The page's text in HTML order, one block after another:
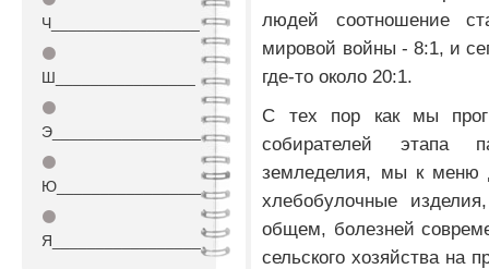
Ч_________________
⚫
Ш________________
⚫
Э_________________
⚫
Ю_________________
⚫
Я_________________
людей соотношение
мировой войны - 8:1, и
где-то около 20:1.
С тех пор как мы
собирателей этапа
земледелия, мы к меню
хлебобулочные
общем, болезней
сельского хозяйства на